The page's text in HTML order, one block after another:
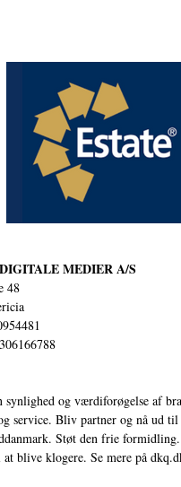
MEDIER A/S
48
og værdiforøgelse af
service. Bliv partner og nå ud til
Støt den frie
blive klogere. Se mere på